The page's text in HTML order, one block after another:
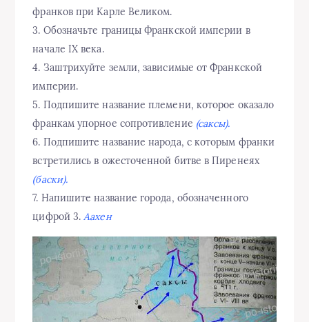
франков при Карле Великом.
3. Обозначьте границы Франкской империи в
начале IX века.
4. Заштрихуйте земли, зависимые от Франкской
империи.
5. Подпишите название племени, которое оказало
франкам упорное сопротивление (саксы).
6. Подпишите название народа, с которым франки
встретились в ожесточенной битве в Пиренеях
(баски).
7. Напишите название города, обозначенного
цифрой 3.Аахен